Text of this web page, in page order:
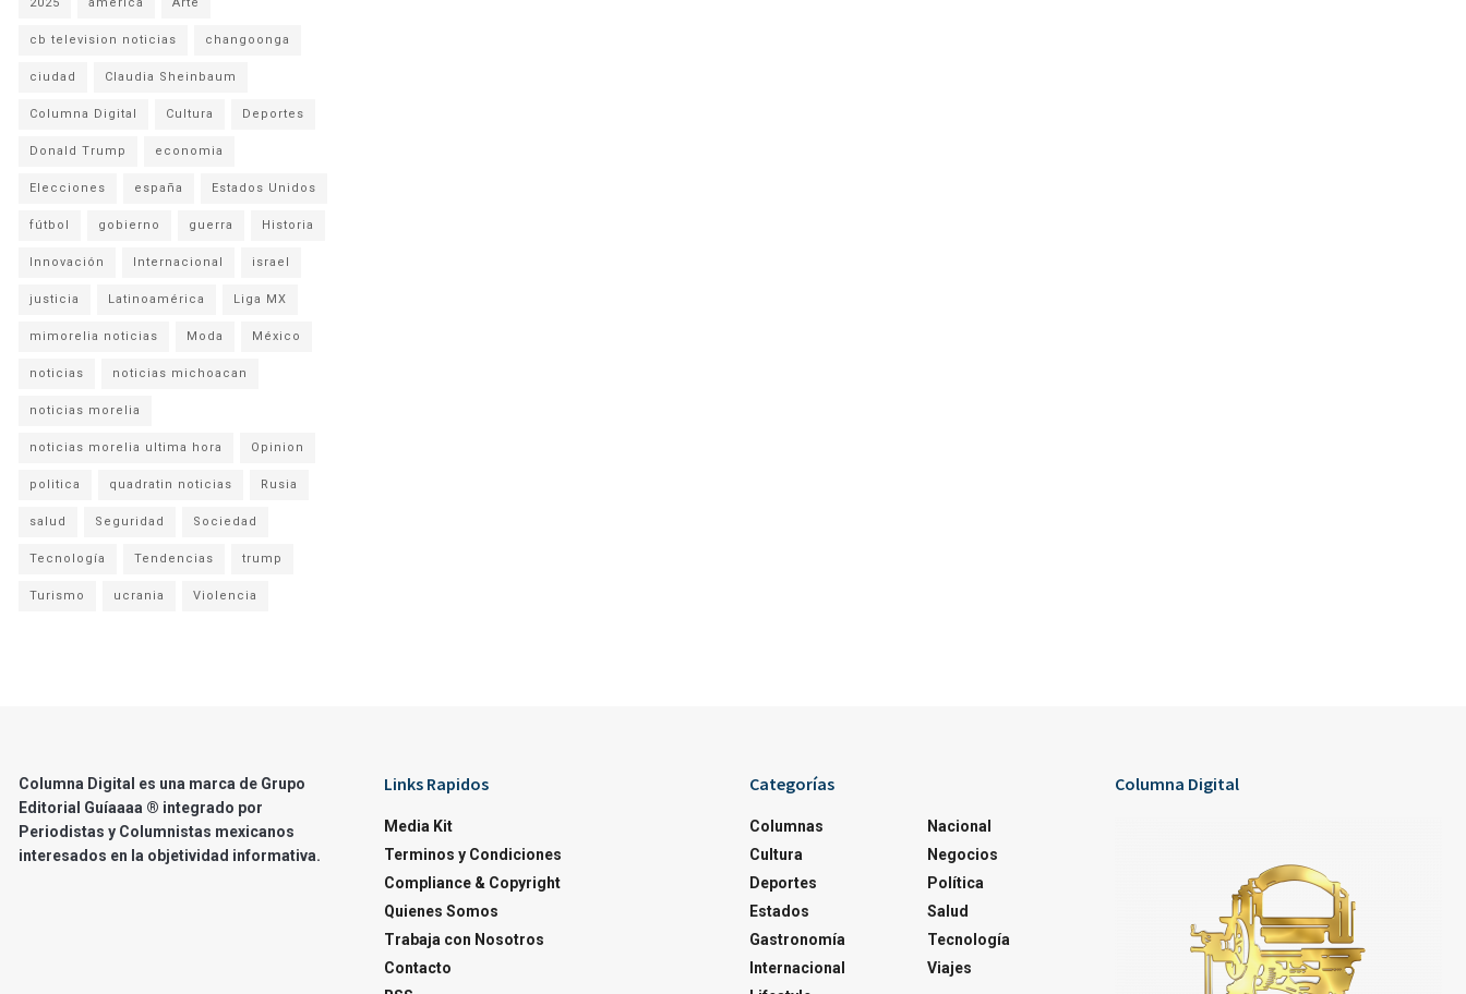
cb television noticias changoonga
ciudad Claudia Sheinbaum
Columna Digital Cultura Deportes
Donald Trump economia
Elecciones españa Estados Unidos
fútbol gobierno guerra Historia
Innovación Internacional israel
justicia Latinoamérica Liga MX
mimorelia noticias Moda México
noticias noticias michoacan
noticias morelia
noticias morelia ultima hora Opinion
politica quadratin noticias Rusia
salud Seguridad Sociedad
Tecnología Tendencias trump
Turismo ucrania Violencia
Columna Digital es una marca de Grupo
Editorial Guíaaaa ® integrado por
Periodistas y Columnistas mexicanos
interesados en la objetividad informativa.
Links Rapidos
Media Kit
Terminos y Condiciones
Compliance & Copyright
Quienes Somos
Trabaja con Nosotros
Contacto
Categorías
Columnas
Cultura
Deportes
Estados
Gastronomía
Internacional
Nacional
Negocios
Política
Salud
Tecnología
Viajes
Columna Digital